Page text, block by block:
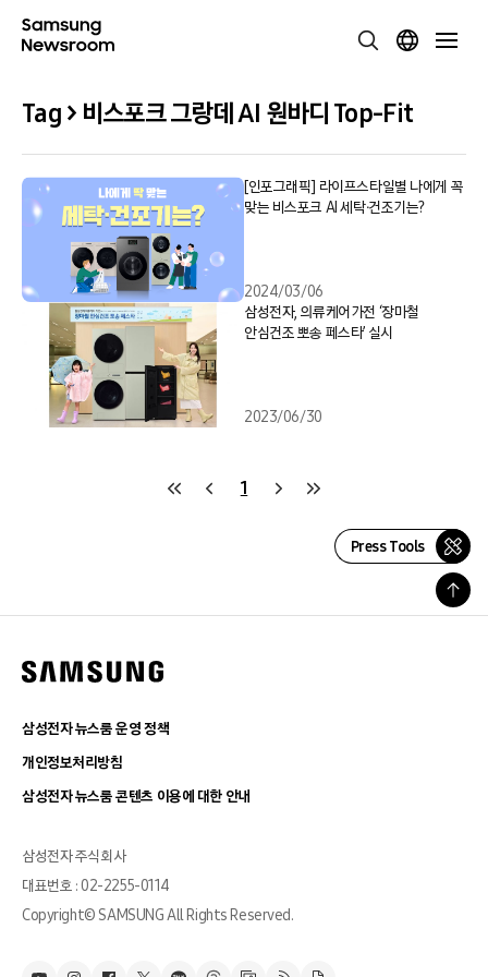
Tag > 비스포크 그랑데 AI 원바디 Top-Fit
[인포그래픽] 라이프스타일별 나에게 꼭
맞는 비스포크 AI 세탁∙건조기는?
2024/03/06
삼성전자, 의류케어가전 ‘장마철
안심건조 뽀송 페스타’ 실시
2023/06/30
1
Press Tools
삼성전자 뉴스룸 운영 정책
개인정보처리방침
삼성전자 뉴스룸 콘텐츠 이용에 대한 안내
삼성전자 주식회사
대표번호 : 02-2255-0114
Copyright© SAMSUNG All Rights Reserved.